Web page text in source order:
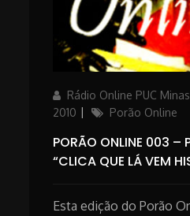
AuthorRádio Online PUC Minas
2010
Categories
Porão Online
PORÃO ONLINE 003 –
“CLICA QUE LÁ VEM
Esta edição do Porão